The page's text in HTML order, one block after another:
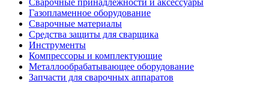
Газопламенное оборудование
Сварочные материалы
Средства защиты для сварщика
Инструменты
Компрессоры и комплектующие
Металлообрабатывающее оборудование
Запчасти для сварочных аппаратов